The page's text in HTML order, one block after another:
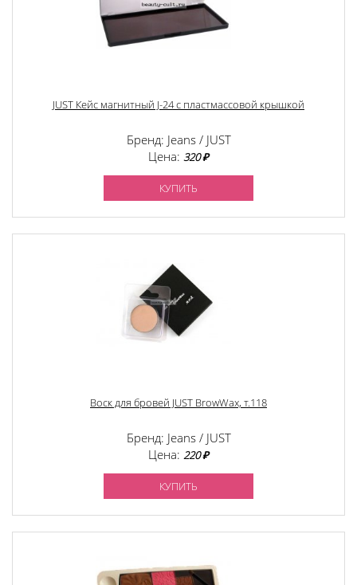
JUST Кейс магнитный J-24 с пластмассовой крышкой
Бренд: Jeans / JUST
Цена: 320 ₽
КУПИТЬ
Воск для бровей JUST BrowWax, т.118
Бренд: Jeans / JUST
Цена: 220 ₽
КУПИТЬ